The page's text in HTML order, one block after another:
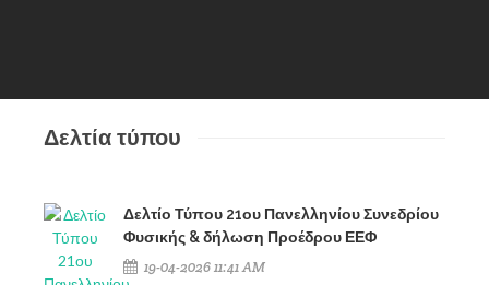
Δελτία τύπου
Δελτίο Τύπου 21ου Πανελληνίου Συνεδρίου
Φυσικής & δήλωση Προέδρου ΕΕΦ
19-04-2026 11:41 AM